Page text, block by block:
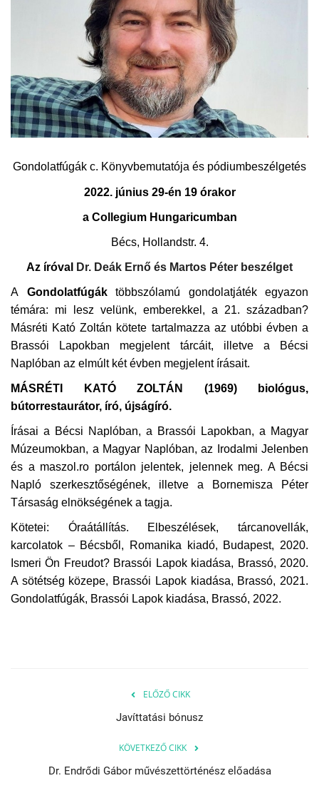
Egészség
Gazdaság
Művészet
Humor
Napló postája
Galéria
Újság Archívum
Emlékezzünk †
Nyelv
Magyar Deutsch English
Gondolatfúgák c. Könyvbemutatója és pódiumbeszélgetés
2022. június 29-én 19 órakor
a Collegium Hungaricumban
Bécs, Hollandstr. 4.
Az íróval Dr. Deák Ernő és Martos Péter beszélget
A Gondolatfúgáktöbbszólamú gondolatjáték egyazon
témára: mi lesz velünk, emberekkel, a 21. században?
Másréti Kató Zoltán kötete tartalmazza az utóbbi évben a
Brassói Lapokban megjelent tárcáit, illetve a Bécsi
Naplóban az elmúlt két évben megjelent írásait.
MÁSRÉTI KATÓ ZOLTÁN
(1969) biológus,
bútorrestaurátor, író, újságíró.
Írásai a Bécsi Naplóban, a Brassói Lapokban, a Magyar
Múzeumokban, a Magyar Naplóban, az Irodalmi Jelenben
és a maszol.ro portálon jelentek, jelennek meg. A Bécsi
Napló szerkesztőségének, illetve a Bornemisza Péter
Társaság elnökségének a tagja.
Kötetei: Óraátállítás. Elbeszélések, tárcanovellák,
karcolatok – Bécsből, Romanika kiadó, Budapest, 2020.
Ismeri Ön Freudot? Brassói Lapok kiadása, Brassó, 2020.
A sötétség közepe, Brassói Lapok kiadása, Brassó, 2021.
Gondolatfúgák, Brassói Lapok kiadása, Brassó, 2022.
ELŐZŐ CIKK
Javíttatási bónusz
KÖVETKEZŐ CIKK
Dr. Endrődi Gábor művészettörténész előadása